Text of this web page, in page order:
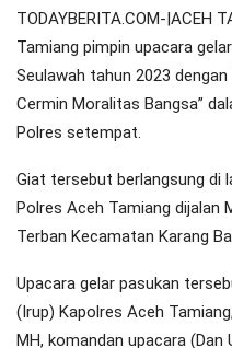
TODAYBERITA.COM-|ACEH
Tamiang pimpin upacara
Seulawah tahun 2023
Cermin Moralitas Bangsa”
Polres setempat.
Giat tersebut berlangsung di
Polres Aceh Tamiang dijalan
Terban Kecamatan Karang
Upacara gelar pasukan
(Irup) Kapolres Aceh
MH, komandan upacara (Dan